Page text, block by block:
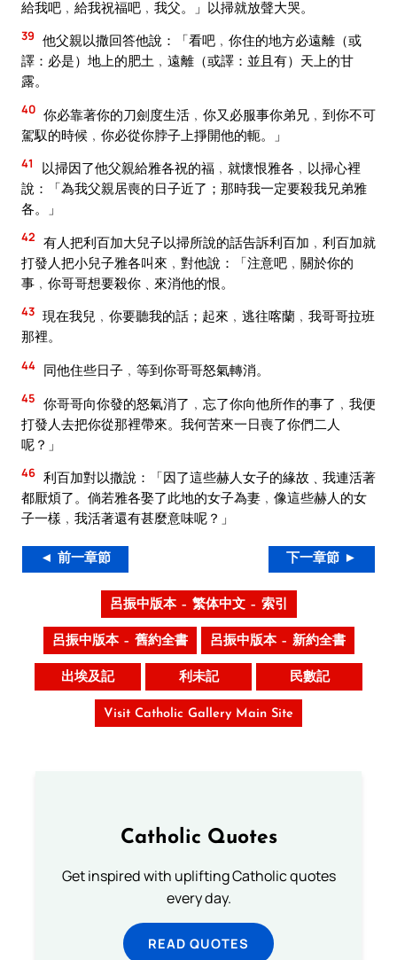
給我吧﹐給我祝福吧﹐我父。」以掃就放聲大哭。
39 他父親以撒回答他說：「看吧﹐你住的地方必遠離（或
譯：必是）地上的肥土﹐遠離（或譯：並且有）天上的甘
露。
40 你必靠著你的刀劍度生活﹐你又必服事你弟兄﹐到你不可
駕馭的時候﹐你必從你脖子上掙開他的軛。」
41
以掃因了他父親給雅各祝的福﹐就懷恨雅各﹐以掃心裡
說：「為我父親居喪的日子近了；那時我一定要殺我兄弟雅
各。」
42 有人把利百加大兒子以掃所說的話告訴利百加﹐利百加就
打發人把小兒子雅各叫來﹐對他說：「注意吧﹐關於你的
事﹐你哥哥想要殺你﹑來消他的恨。
43 現在我兒﹐你要聽我的話；起來﹐逃往喀蘭﹐我哥哥拉班
那裡。
44 同他住些日子﹐等到你哥哥怒氣轉消。
45 你哥哥向你發的怒氣消了﹐忘了你向他所作的事了﹐我便
打發人去把你從那裡帶來。我何苦來一日喪了你們二人
呢？」
46 利百加對以撒說：「因了這些赫人女子的緣故﹑我連活著
都厭煩了。倘若雅各娶了此地的女子為妻﹐像這些赫人的女
子一樣﹐我活著還有甚麼意味呢？」
◄ 前一章節 下一章節 ►
呂振中版本 – 繁体中文 – 索引
呂振中版本 – 舊約全書 呂振中版本 – 新約全書
出埃及記 利未記 民數記
Visit Catholic Gallery Main Site
Catholic Quotes
Get inspired with uplifting Catholic quotes
every day.
READ QUOTES